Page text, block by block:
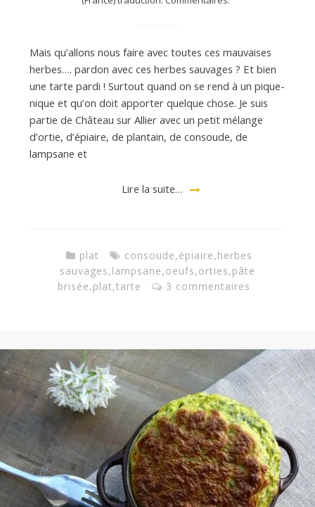
Mais qu’allons nous faire avec toutes ces mauvaises
herbes…. pardon avec ces herbes sauvages ? Et bien
une tarte pardi ! Surtout quand on se rend à un pique-
nique et qu’on doit apporter quelque chose. Je suis
partie de Château sur Allier avec un petit mélange
d’ortie, d’épiaire, de plantain, de consoude, de
lampsane et
Lire la suite…
plat consoude,épiaire,herbes
sauvages,lampsane,oeufs,orties,pâte
brisée,plat,tarte 3 commentaires